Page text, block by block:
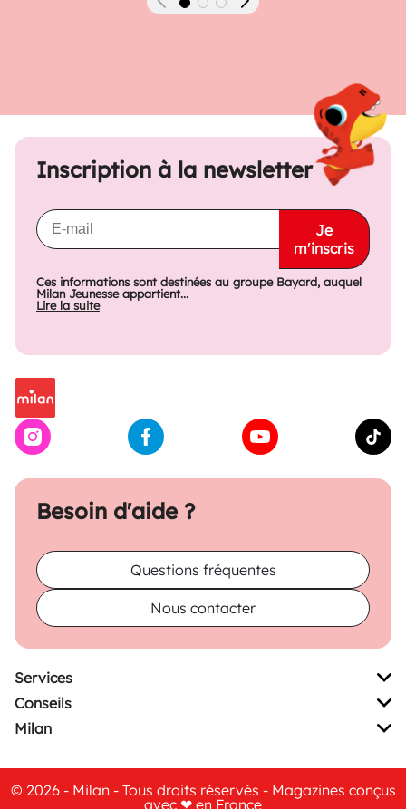
Précédent Suivant
Besoin d'aide ?
Questions fréquentes
Nous contacter
Inscription à la newsletter
Je
m'inscris
Ces informations sont destinées au groupe Bayard, auquel
Milan Jeunesse appartient...
Lire la suite
Services
Conseils
Milan
© 2026 - Milan - Tous droits réservés - Magazines conçus
avec ❤ en France